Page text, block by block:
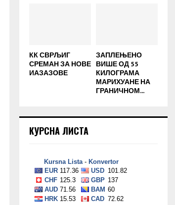
КК СВРЉИГ
СРЕМАН ЗА НОВЕ
ИАЗАЗОВЕ
ЗАПЛЕЊЕНО
ВИШЕ ОД 55
КИЛОГРАМА
МАРИХУАНЕ НА
ГРАНИЧНОМ...
КУРСНА ЛИСТА